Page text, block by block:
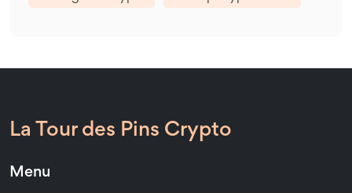
La Tour des Pins Crypto
Menu